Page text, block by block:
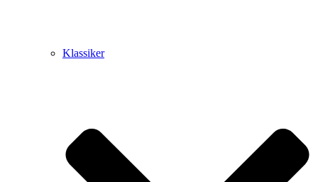
Klassiker